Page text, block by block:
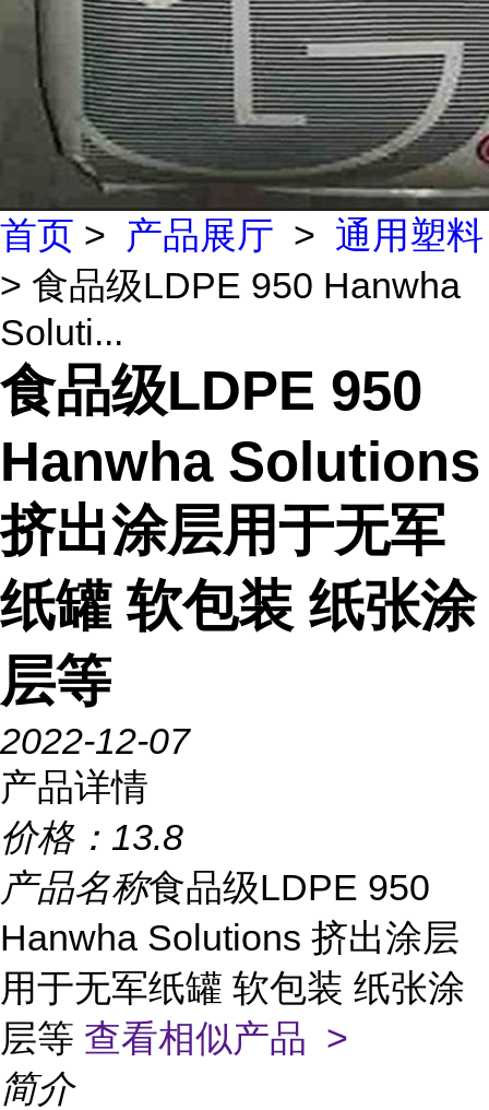
首页 > 产品展厅 > 通用塑料
> 食品级LDPE 950 Hanwha
Soluti...
食品级LDPE 950
Hanwha Solutions
挤出涂层用于无军
纸罐 软包装 纸张涂
层等
2022-12-07
产品详情
价格： 13.8
产品名称食品级LDPE 950
Hanwha Solutions 挤出涂层
用于无军纸罐 软包装 纸张涂
层等 查看相似产品 >
简介